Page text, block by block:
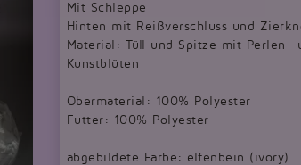
Mit Schleppe
Hinten mit Reißverschluss und
Material: Tüll und Spitze mit Perlen-
Kunstblüten
Obermaterial: 100% Polyester
Futter: 100% Polyester
abgebildete Farbe: elfenbein (ivory)